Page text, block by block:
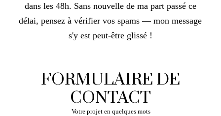
dans les 48h. Sans nouvelle de ma part passé ce
délai, pensez à vérifier vos spams — mon message
s'y est peut-être glissé !
FORMULAIRE DE
CONTACT
Votre projet en quelques mots